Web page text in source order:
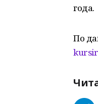
года.
По